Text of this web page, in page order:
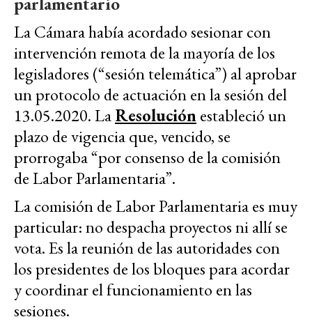
La Cámara había acordado sesionar con
intervención remota de la mayoría de los
legisladores (“sesión telemática”) al aprobar
un protocolo de actuación en la sesión del
13.05.2020. LaResoluciónestableció un
plazo de vigencia que, vencido, se
prorrogaba “por consenso de la comisión
de Labor Parlamentaria”.
La comisión de Labor Parlamentaria es muy
particular: no despacha proyectos ni allí se
vota. Es la reunión de las autoridades con
los presidentes de los bloques para acordar
y coordinar el funcionamiento en las
sesiones.